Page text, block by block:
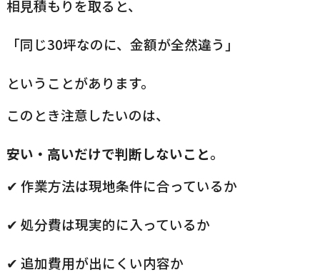
相見積もりを取ると、
「同じ30坪なのに、金額が全然違う」
ということがあります。
このとき注意したいのは、
安い・高いだけで判断しないこと。
✔ 作業方法は現地条件に合っているか
✔ 処分費は現実的に入っているか
✔ 追加費用が出にくい内容か